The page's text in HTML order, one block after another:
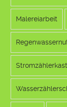
Malereiarbeit